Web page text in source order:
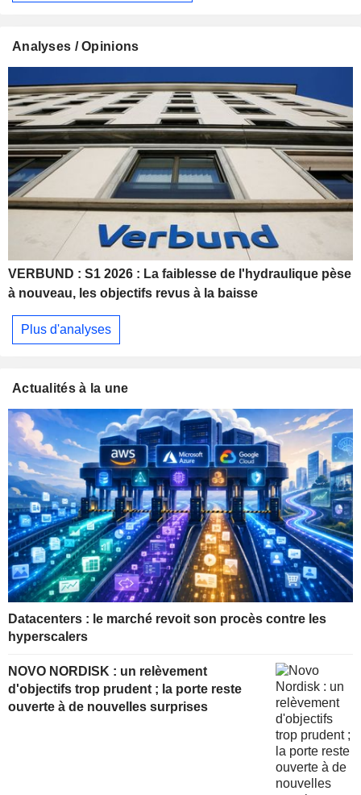
Analyses / Opinions
VERBUND : S1 2026 : La faiblesse de l'hydraulique pèse
à nouveau, les objectifs revus à la baisse
Plus d'analyses
Actualités à la une
Datacenters : le marché revoit son procès contre les
hyperscalers
NOVO NORDISK : un relèvement
d'objectifs trop prudent ; la porte reste
ouverte à de nouvelles surprises